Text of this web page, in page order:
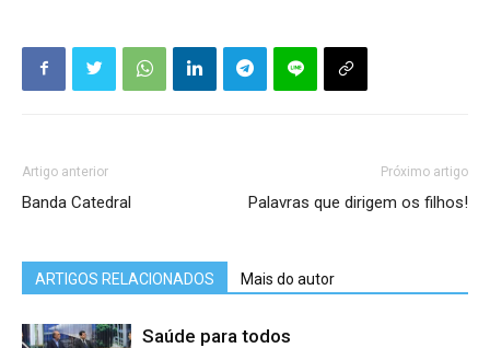
Artigo anterior
Banda Catedral
Próximo artigo
Palavras que dirigem os filhos!
ARTIGOS RELACIONADOS Mais do autor
Saúde para todos